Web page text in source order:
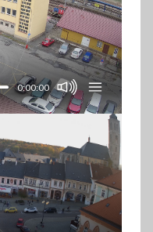
0:00:00